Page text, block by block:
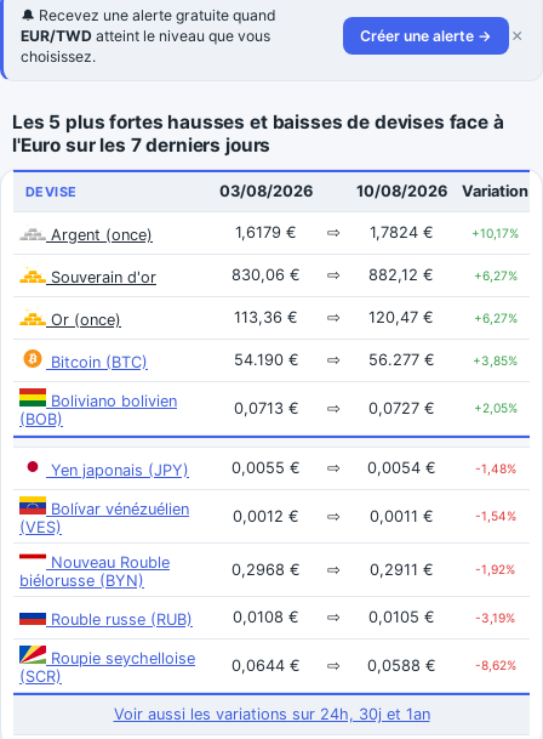
🔔 Recevez une alerte gratuite quand
EUR/TWD atteint le niveau que vous
choisissez.
Créer une alerte → ×
Les 5 plus fortes hausses et baisses de devises face à
l'Euro sur les 7 derniers jours
DEVISE 03/08/2026 10/08/2026 Variation
Argent (once) 1,6179 € ⇨ 1,7824 € +10,17%
Souverain d'or 830,06 € ⇨ 882,12 € +6,27%
Or (once) 113,36 € ⇨ 120,47 € +6,27%
Bitcoin (BTC) 54.190 € ⇨ 56.277 € +3,85%
Boliviano bolivien
(BOB)
0,0713 € ⇨ 0,0727 € +2,05%
Yen japonais (JPY) 0,0055 € ⇨ 0,0054 € -1,48%
Bolívar vénézuélien
(VES)
0,0012 € ⇨ 0,0011 € -1,54%
Nouveau Rouble
biélorusse (BYN)
0,2968 € ⇨ 0,2911 € -1,92%
Rouble russe (RUB) 0,0108 € ⇨ 0,0105 € -3,19%
Roupie seychelloise
(SCR)
0,0644 € ⇨ 0,0588 € -8,62%
Voir aussi les variations sur 24h, 30j et 1an